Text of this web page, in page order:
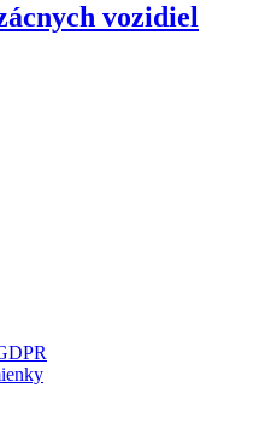
vozidiel